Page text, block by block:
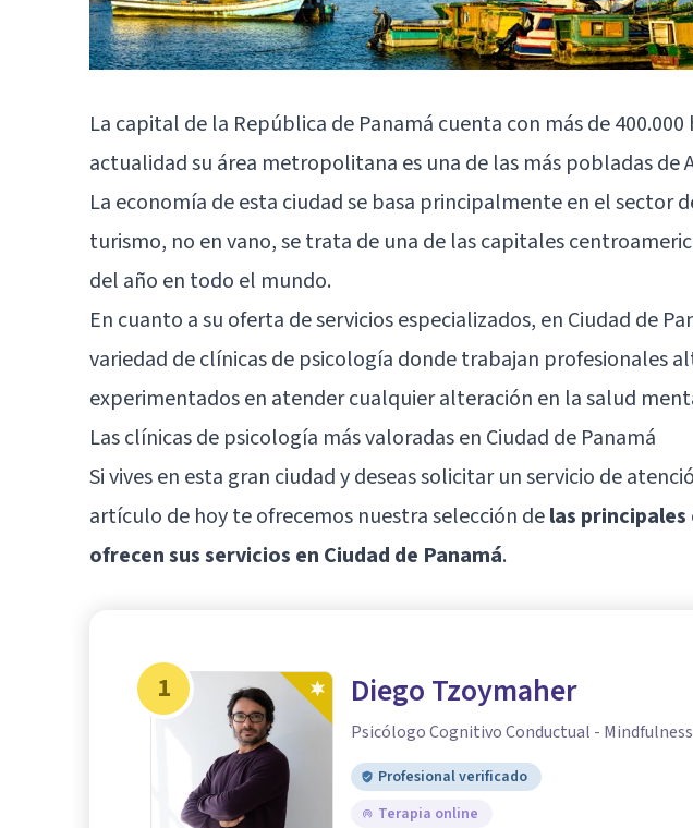
La capital de la República de Panamá cuenta con más de
actualidad su área metropolitana es una de las más pobladas de
La economía de esta ciudad se basa principalmente en el sector
turismo, no en vano, se trata de una de las capitales
del año en todo el mundo.
En cuanto a su oferta de servicios especializados, en Ciudad de
variedad de clínicas de psicología donde trabajan profesionales
experimentados en atender cualquier alteración en la salud
Las clínicas de psicología más valoradas en Ciudad de Panamá
Si vives en esta gran ciudad y deseas solicitar un servicio de
artículo de hoy te ofrecemos nuestra selección delas
ofrecen sus servicios en Ciudad de Panamá.
1 Diego Tzoymaher
Psicólogo Cognitivo Conductual - Mindfulness
Profesional verificado
Terapia online